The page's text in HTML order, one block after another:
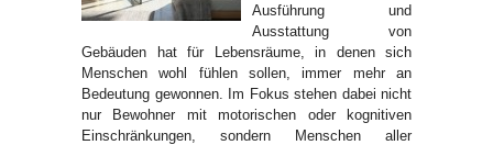
Ausführung und
Ausstattung von
Gebäuden hat für Lebensräume, in denen sich
Menschen wohl fühlen sollen, immer mehr an
Bedeutung gewonnen. Im Fokus stehen dabei nicht
nur Bewohner mit motorischen oder kognitiven
Einschränkungen, sondern Menschen aller